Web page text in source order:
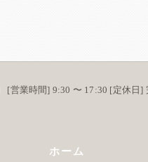
[営業時間] 9:30 〜 17:30 [定休日]
ホーム